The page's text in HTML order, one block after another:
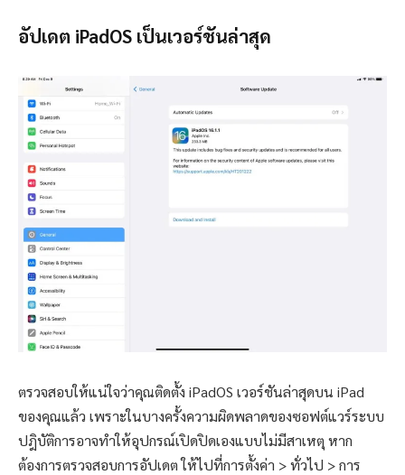
อัปเดต iPadOS เป็นเวอร์ชันล่าสุด
ตรวจสอบให้แน่ใจว่าคุณติดตั้ง iPadOS เวอร์ชันล่าสุดบน iPad
ของคุณแล้ว เพราะในบางครั้งความผิดพลาดของซอฟต์แวร์ระบบ
ปฎิบัติการอาจทำให้อุปกรณ์เปิดปิดเองแบบไม่มีสาเหตุ หาก
ต้องการตรวจสอบการอัปเดต ให้ไปที่การตั้งค่า > ทั่วไป > การ